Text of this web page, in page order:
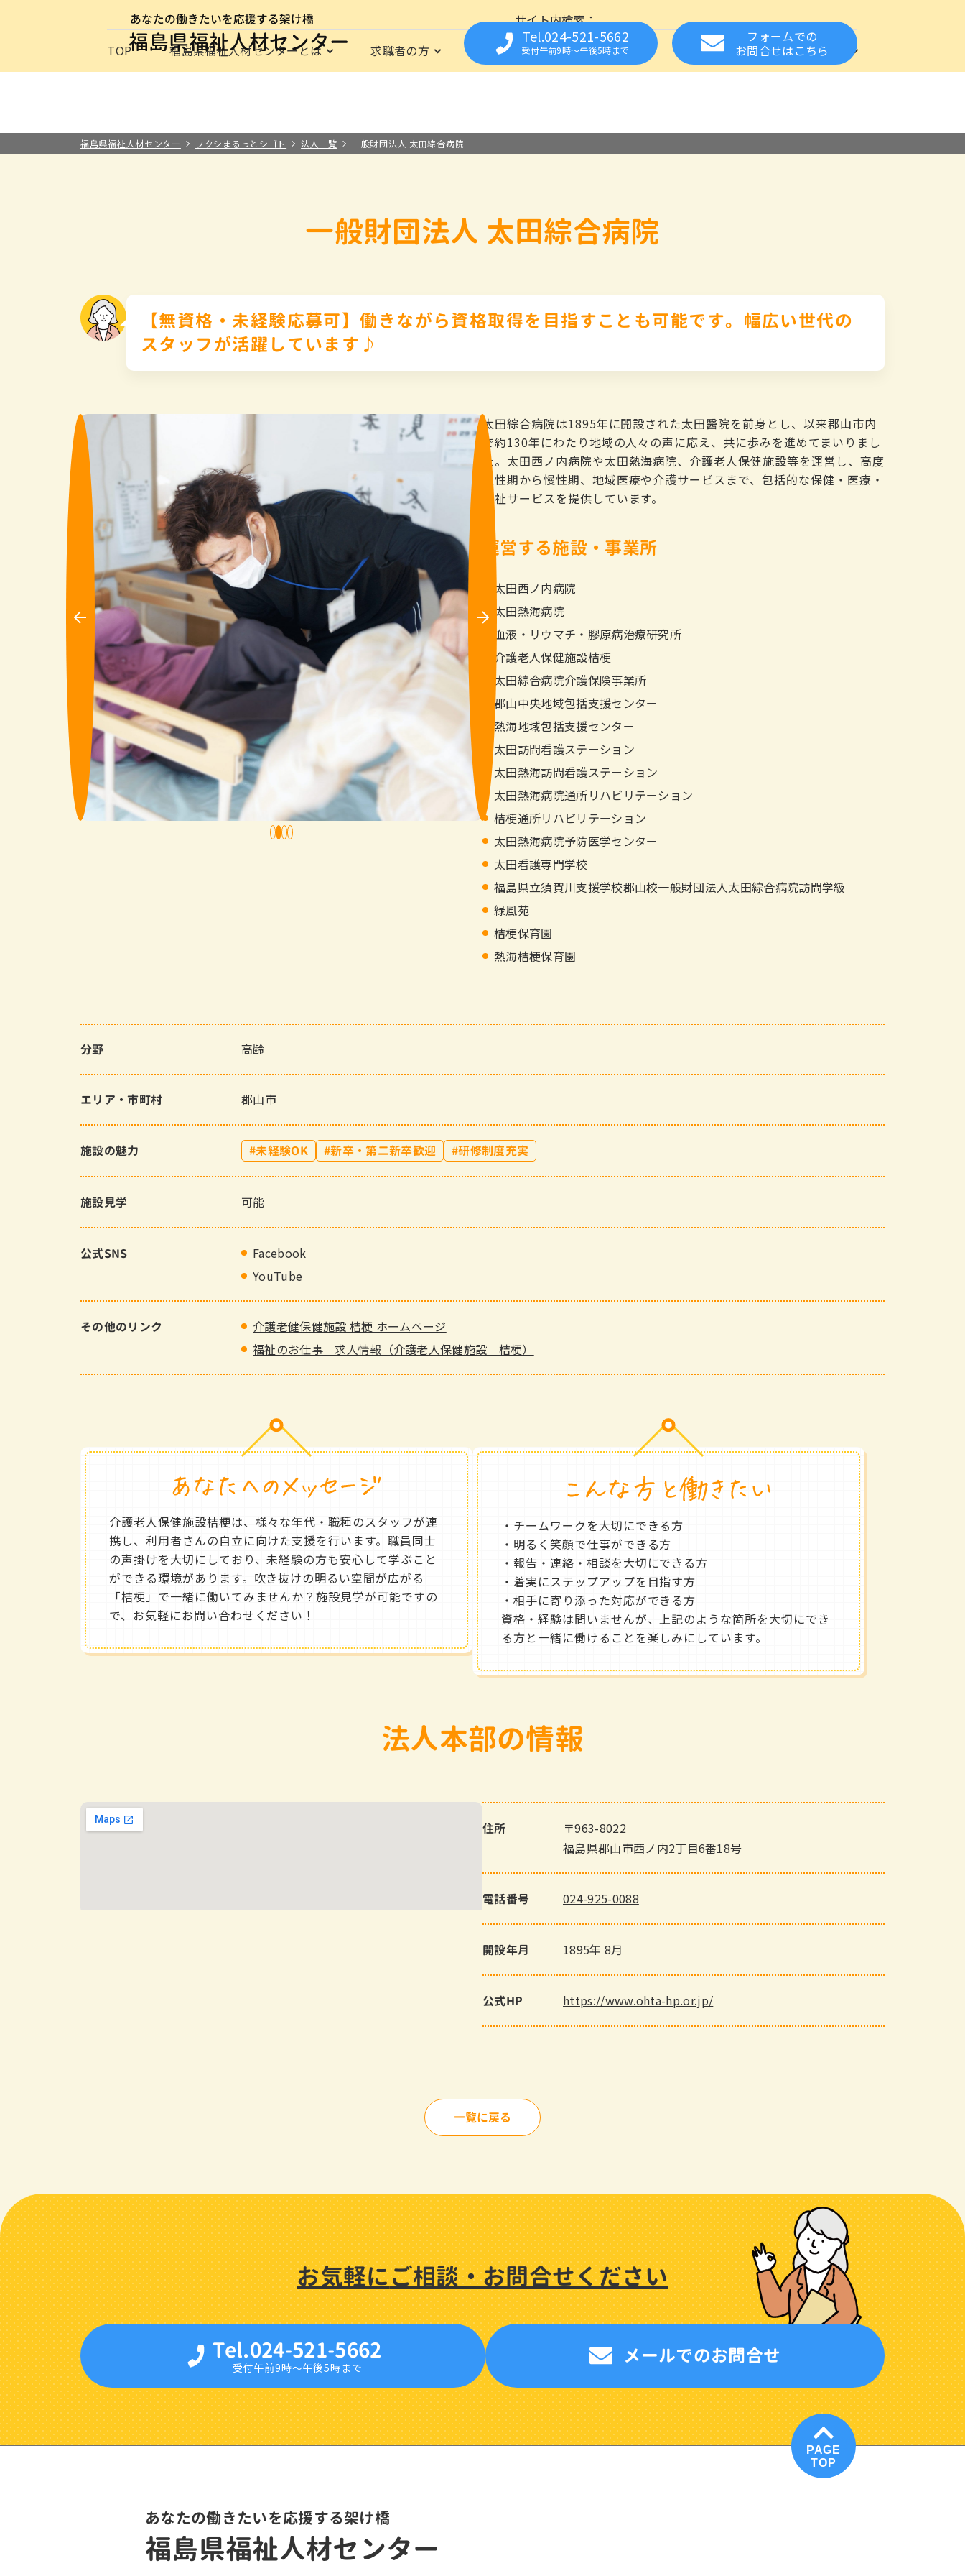
サイト内検索
TOP 福島県福祉人材センターとは
お取扱い範囲について
求職者の方 福祉の資格 事業所の方 お知らせ 関連サイト
Tel.024-521-5662
受付午前9時〜午後5時まで
フォームでの
お問合せはこちら
福島県福祉人材センター フクシまるっとシゴト 法人一覧 一般財団法人 太田綜合病院
一般財団法人 太田綜合病院
【無資格・未経験応募可】働きながら資格取得を目指すことも可能です。幅広い世代の
スタッフが活躍しています♪
vio
Ne
xt
1 234
太田綜合病院は1895年に開設された太田醫院を前身とし、以来郡山市内
で約130年にわたり地域の人々の声に応え、共に歩みを進めてまいりまし
た。太田西ノ内病院や太田熱海病院、介護老人保健施設等を運営し、高度
急性期から慢性期、地域医療や介護サービスまで、包括的な保健・医療・
福祉サービスを提供しています。
運営する施設・事業所
太田西ノ内病院
太田熱海病院
血液・リウマチ・膠原病治療研究所
介護老人保健施設桔梗
太田綜合病院介護保険事業所
郡山中央地域包括支援センター
熱海地域包括支援センター
太田訪問看護ステーション
太田熱海訪問看護ステーション
太田熱海病院通所リハビリテーション
桔梗通所リハビリテーション
太田熱海病院予防医学センター
太田看護専門学校
福島県立須賀川支援学校郡山校一般財団法人太田綜合病院訪問学級
緑風苑
桔梗保育園
熱海桔梗保育園
分野 高齢
エリア・市町村 郡山市
施設の魅力 未経験OK 新卒・第二新卒歓迎 研修制度充実
施設見学 可能
公式SNS
Facebook
YouTube
その他のリンク
介護老健保健施設 桔梗 ホームページ
福祉のお仕事 求人情報（介護老人保健施設 桔梗）
介護老人保健施設桔梗は、様々な年代・職種のスタッフが連
携し、利用者さんの自立に向けた支援を行います。職員同士
の声掛けを大切にしており、未経験の方も安心して学ぶこと
ができる環境があります。吹き抜けの明るい空間が広がる
「桔梗」で一緒に働いてみませんか？施設見学が可能ですの
で、お気軽にお問い合わせください！
・チームワークを大切にできる方
・明るく笑顔で仕事ができる方
・報告・連絡・相談を大切にできる方
・着実にステップアップを目指す方
・相手に寄り添った対応ができる方
資格・経験は問いませんが、上記のような箇所を大切にでき
る方と一緒に働けることを楽しみにしています。
法人本部の情報
住所
〒963-8022
福島県郡山市西ノ内2丁目6番18号
電話番号 024-925-0088
開設年月 1895年 8月
公式HP https://www.ohta-hp.or.jp/
一覧に戻る
お気軽にご相談・お問合せください
Tel.024-521-5662
受付午前9時〜午後5時まで
メールでのお問合せ
PAGE
TOP
あなたの働きたいを応援する架け橋
福島県福祉人材センター